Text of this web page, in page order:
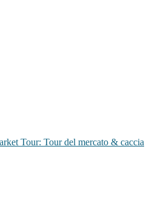
Tour: Tour del mercato & caccia